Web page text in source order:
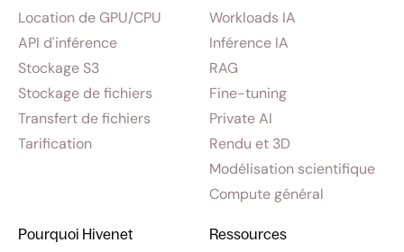
Location de GPU/CPU
API d'inférence
Stockage S3
Stockage de fichiers
Transfert de fichiers
Tarification
Workloads IA
Inférence IA
RAG
Fine-tuning
Private AI
Rendu et 3D
Modélisation scientifique
Compute général
Pourquoi Hivenet Ressources